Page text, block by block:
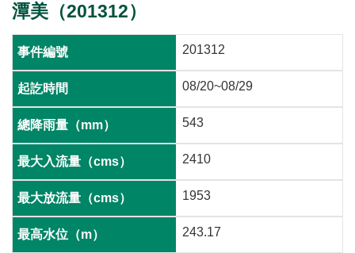
潭美（201312）
201312
08/20~08/29
543
2410
1953
243.17